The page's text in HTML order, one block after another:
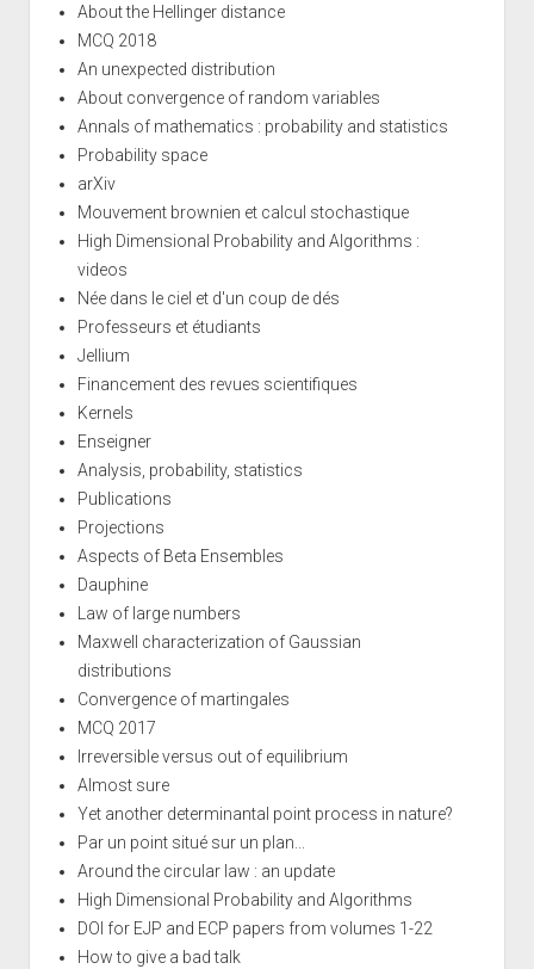
About the Hellinger distance
MCQ 2018
An unexpected distribution
About convergence of random variables
Annals of mathematics : probability and statistics
Probability space
arXiv
Mouvement brownien et calcul stochastique
High Dimensional Probability and Algorithms :
videos
Née dans le ciel et d'un coup de dés
Professeurs et étudiants
Jellium
Financement des revues scientifiques
Kernels
Enseigner
Analysis, probability, statistics
Publications
Projections
Aspects of Beta Ensembles
Dauphine
Law of large numbers
Maxwell characterization of Gaussian
distributions
Convergence of martingales
MCQ 2017
Irreversible versus out of equilibrium
Almost sure
Yet another determinantal point process in nature?
Par un point situé sur un plan...
Around the circular law : an update
High Dimensional Probability and Algorithms
DOI for EJP and ECP papers from volumes 1-22
How to give a bad talk